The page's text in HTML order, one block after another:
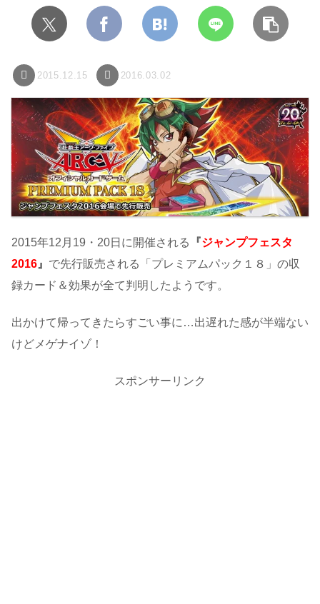
2015.12.15 2016.03.02
2015年12月19・20日に開催される 『ジャンプフェスタ
2016 』 で先行販売される「プレミアムパック１８」の収
録カード＆効果が全て判明したようです。
出かけて帰ってきたらすごい事に…出遅れた感が半端ない
けどメゲナイゾ！
スポンサーリンク